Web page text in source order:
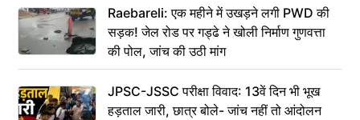
Raebareli: एक महीने में उखड़ने लगी PWD की
सड़क! जेल रोड पर गड्ढे ने खोली निर्माण गुणवत्ता
की पोल, जांच की उठी मांग
JPSC-JSSC परीक्षा विवाद: 13वें दिन भी भूख
हड़ताल जारी, छात्र बोले- जांच नहीं तो आंदोलन